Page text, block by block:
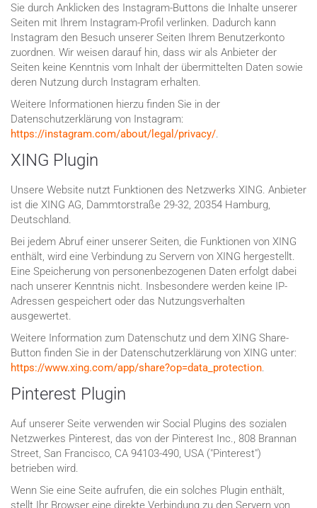
Sie durch Anklicken des Instagram-Buttons die Inhalte unserer
Seiten mit Ihrem Instagram-Profil verlinken. Dadurch kann
Instagram den Besuch unserer Seiten Ihrem Benutzerkonto
zuordnen. Wir weisen darauf hin, dass wir als Anbieter der
Seiten keine Kenntnis vom Inhalt der übermittelten Daten sowie
deren Nutzung durch Instagram erhalten.
Weitere Informationen hierzu finden Sie in der
Datenschutzerklärung von Instagram:
https://instagram.com/about/legal/privacy/.
XING Plugin
Unsere Website nutzt Funktionen des Netzwerks XING. Anbieter
ist die XING AG, Dammtorstraße 29-32, 20354 Hamburg,
Deutschland.
Bei jedem Abruf einer unserer Seiten, die Funktionen von XING
enthält, wird eine Verbindung zu Servern von XING hergestellt.
Eine Speicherung von personenbezogenen Daten erfolgt dabei
nach unserer Kenntnis nicht. Insbesondere werden keine IP-
Adressen gespeichert oder das Nutzungsverhalten
ausgewertet.
Weitere Information zum Datenschutz und dem XING Share-
Button finden Sie in der Datenschutzerklärung von XING unter:
https://www.xing.com/app/share?op=data_protection.
Pinterest Plugin
Auf unserer Seite verwenden wir Social Plugins des sozialen
Netzwerkes Pinterest, das von der Pinterest Inc., 808 Brannan
Street, San Francisco, CA 94103-490, USA ("Pinterest")
betrieben wird.
Wenn Sie eine Seite aufrufen, die ein solches Plugin enthält,
stellt Ihr Browser eine direkte Verbindung zu den Servern von